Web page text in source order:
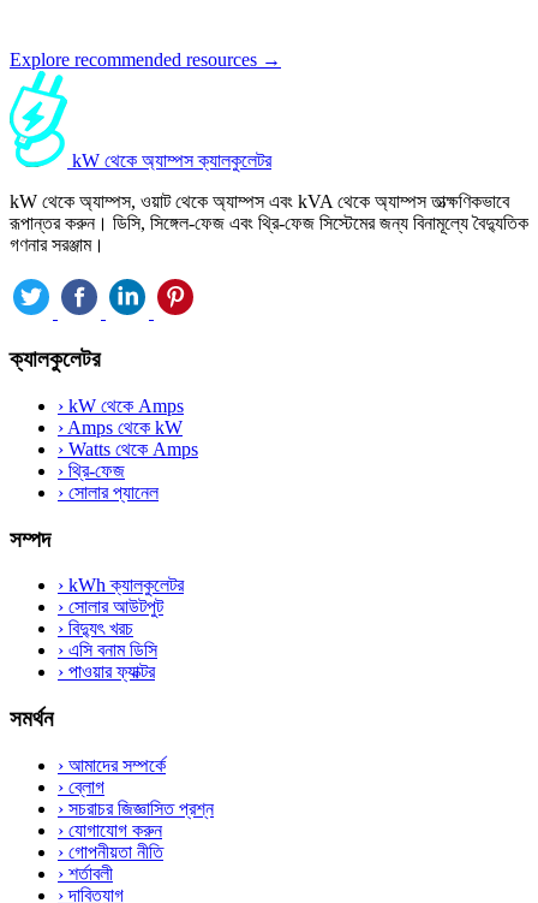
Explore recommended resources →
kW থেকে অ্যাম্পস ক্যালকুলেটর
kW থেকে অ্যাম্পস, ওয়াট থেকে অ্যাম্পস এবং kVA থেকে অ্যাম্পস তাত্ক্ষণিকভাবে
রূপান্তর করুন। ডিসি, সিঙ্গেল-ফেজ এবং থ্রি-ফেজ সিস্টেমের জন্য বিনামূল্যে বৈদ্যুতিক
গণনার সরঞ্জাম।
ক্যালকুলেটর
› kW থেকে Amps
› Amps থেকে kW
› Watts থেকে Amps
› থ্রি-ফেজ
› সোলার প্যানেল
সম্পদ
› kWh ক্যালকুলেটর
› সোলার আউটপুট
› বিদ্যুৎ খরচ
› এসি বনাম ডিসি
› পাওয়ার ফ্যাক্টর
সমর্থন
› আমাদের সম্পর্কে
› ব্লোগ
› সচরাচর জিজ্ঞাসিত প্রশ্ন
› যোগাযোগ করুন
› গোপনীয়তা নীতি
› শর্তাবলী
›দাবিত্যাগ